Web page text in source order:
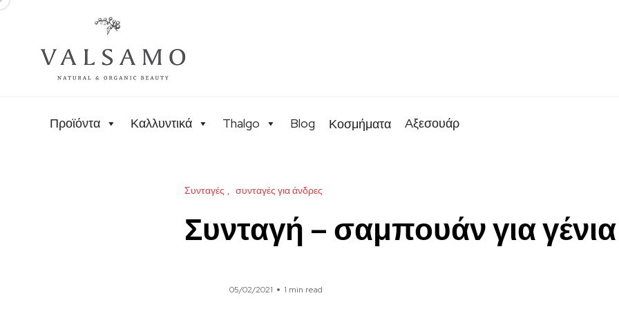
Προϊόντα Καλλυντικά Thalgo Blog Κοσμήματα Aξεσουάρ
Συνταγές συνταγές για άνδρες
Συνταγή – σαμπουάν για γένια
05/02/2021 1 min read